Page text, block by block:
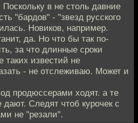
в не столь давние
"бардов" - "звезд русского
Новиков, например.
да. Но что бы так по-
за что длинные сроки
таких известий не
- не отслеживаю. Может и
продюссерами ходят. а те
дают. Следят чтоб курочек с
не "резали".